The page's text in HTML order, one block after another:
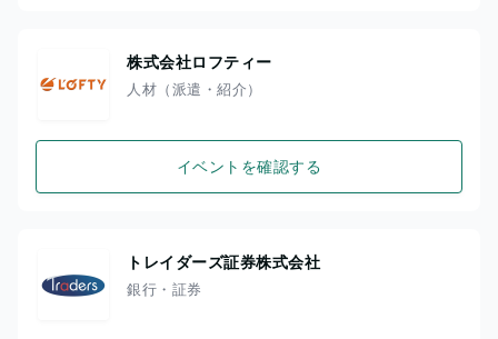
株式会社ロフティー
人材（派遣・紹介）
イベントを確認する
トレイダーズ証券株式会社
銀行・証券